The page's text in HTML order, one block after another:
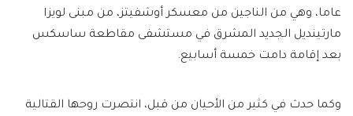
عاما، وهي من الناجين من معسكر أوشفيتز، من مبنى لويزا
مارتينديل الجديد المشرق في مستشفى مقاطعة ساسكس
بعد إقامة دامت خمسة أسابيع.
وكما حدث في كثير من الأحيان من قبل، انتصرت روحها القتالية